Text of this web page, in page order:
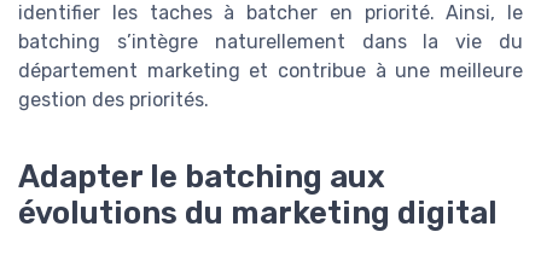
identifier les taches à batcher en priorité. Ainsi, le
batching s’intègre naturellement dans la vie du
département marketing et contribue à une meilleure
gestion des priorités.
Adapter le batching aux
évolutions du marketing digital